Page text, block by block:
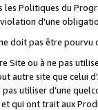
Politiques du
d'une
doit pas être
Site ou à ne pas
autre site que celui
utiliser d’une
qui ont trait aux